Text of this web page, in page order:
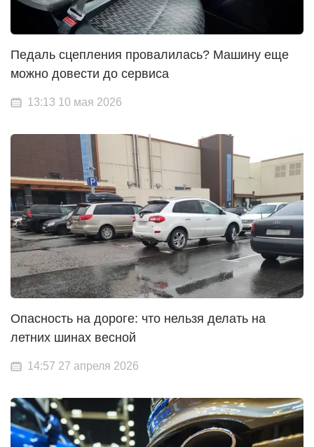
Педаль сцепления провалилась? Машину еще
можно довести до сервиса
13:13 10 мая 2026
Опасность на дороге: что нельзя делать на
летних шинах весной
14:57 27 апреля 2026